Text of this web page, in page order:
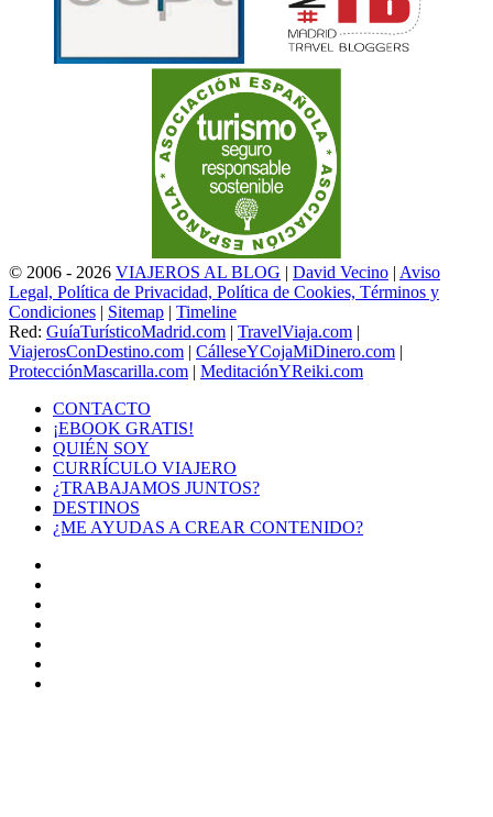
© 2006 - 2026 VIAJEROS AL BLOG | David Vecino | Aviso
Legal, Política de Privacidad, Política de Cookies, Términos y
Condiciones | Sitemap | Timeline
Red: GuíaTurísticoMadrid.com | TravelViaja.com |
ViajerosConDestino.com | CálleseYCojaMiDinero.com |
ProtecciónMascarilla.com | MeditaciónYReiki.com
CONTACTO
¡EBOOK GRATIS!
QUIÉN SOY
CURRÍCULO VIAJERO
¿TRABAJAMOS JUNTOS?
DESTINOS
¿ME AYUDAS A CREAR CONTENIDO?